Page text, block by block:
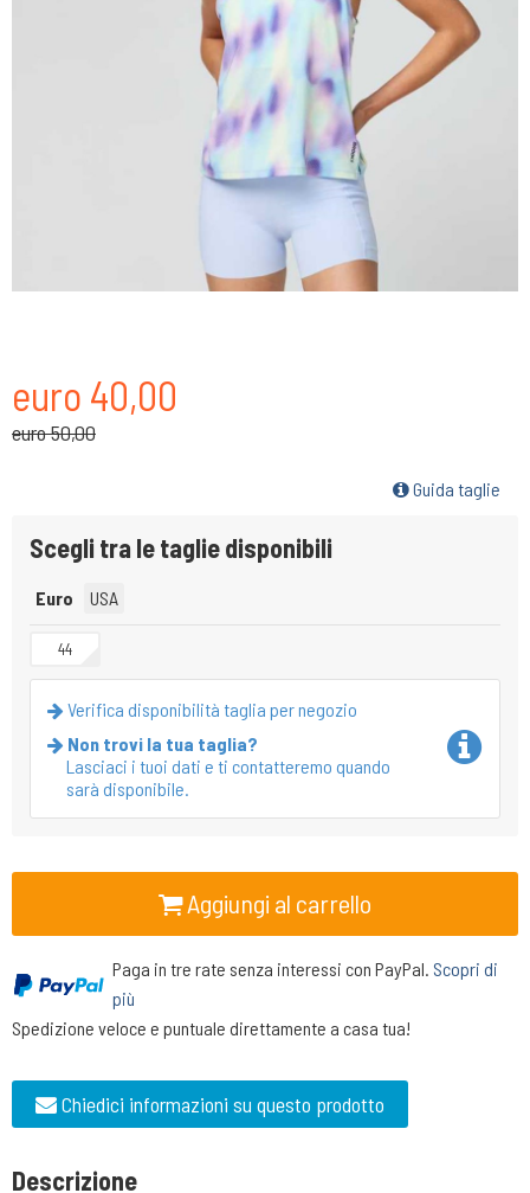
euro 40,00
euro 50,00
Guida taglie
Scegli tra le taglie disponibili
Euro USA
44
Verifica disponibilità taglia per negozio
Non trovi la tua taglia?
Lasciaci i tuoi dati e ti contatteremo quando
sarà disponibile.
Aggiungi al carrello
Paga in tre rate senza interessi con PayPal. Scopri di
più
Spedizione veloce e puntuale direttamente a casa tua!
Chiedici informazioni su questo prodotto
Descrizione